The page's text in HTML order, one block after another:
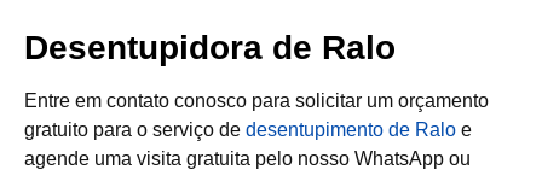
Desentupidora de Ralo
Entre em contato conosco para solicitar um orçamento
gratuito para o serviço de desentupimento de Ralo e
agende uma visita gratuita pelo nosso WhatsApp ou